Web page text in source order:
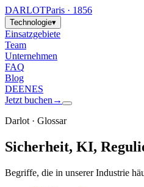
DARLOTParis · 1856
Technologie▾
Einsatzgebiete
Team
Unternehmen
FAQ
Blog
DEENES
Jetzt buchen →
Darlot · Glossar
Sicherheit, KI,
Begriffe, die in unserer Industrie